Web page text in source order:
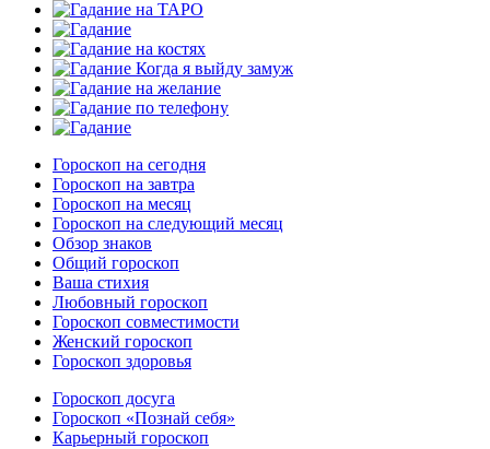
Гороскоп на сегодня
Гороскоп на завтра
Гороскоп на месяц
Гороскоп на следующий месяц
Обзор знаков
Общий гороскоп
Ваша стихия
Любовный гороскоп
Гороскоп совместимости
Женский гороскоп
Гороскоп здоровья
Гороскоп досуга
Гороскоп «Познай себя»
Карьерный гороскоп